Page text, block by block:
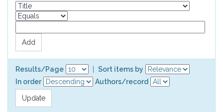
Results/Page
Sort items by
In order
Authors/record